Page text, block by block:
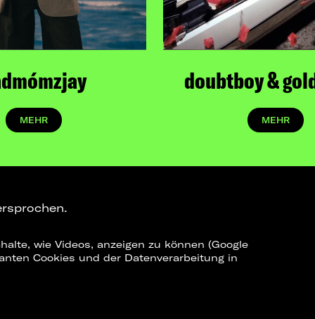
MEHR
doubtboy &
MEHR
wie Videos, anzeigen zu können (Google
Cookies und der Datenverarbeitung in
CHANNEL